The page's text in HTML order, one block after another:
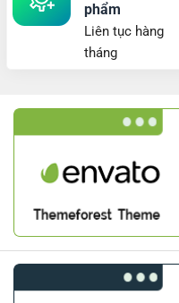
phẩm
Liên tục hàng
tháng